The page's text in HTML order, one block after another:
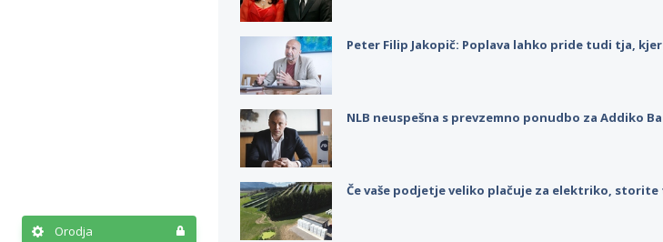
Orodja
Peter Filip Jakopič: Poplava lahko pride tudi tja,
NLB neuspešna s prevzemno ponudbo za Addiko
Če vaše podjetje veliko plačuje za elektriko,